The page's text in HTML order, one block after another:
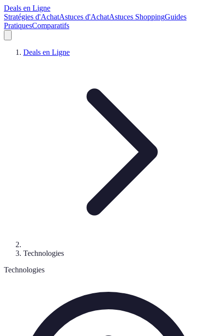
Deals en Ligne
Stratégies d'AchatAstuces d'AchatAstuces ShoppingGuides
PratiquesComparatifs
Deals en Ligne
Technologies
Technologies